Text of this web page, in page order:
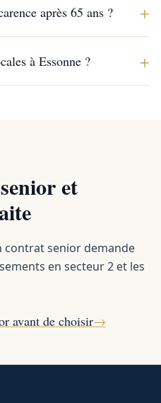
après 65 ans ? +
à Essonne ? +
et
contrat senior demande
en secteur 2 et les
avant de choisir→